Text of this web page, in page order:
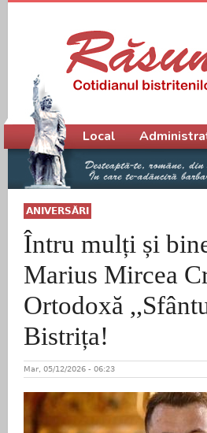
ANIVERSĂRI
Întru mulți și
Marius Mircea
Ortodoxă
Bistrița!
Mar, 05/12/2026 - 06:23
Meniu principal
Local